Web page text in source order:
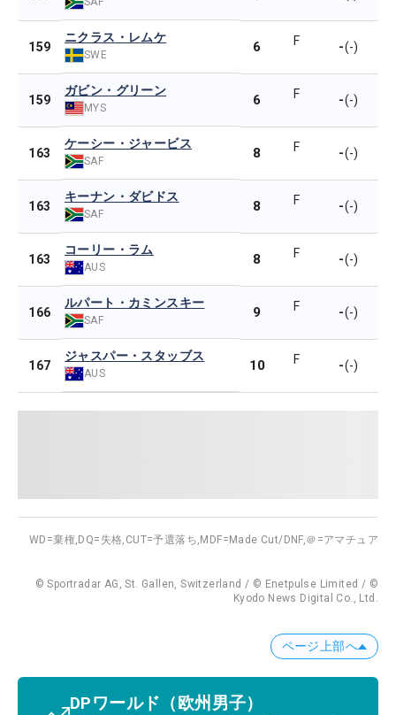
159
ニクラス・レムケ
SWE 6 F -(-)
159
ガビン・グリーン
MYS 6 F -(-)
163
ケーシー・ジャービス
SAF 8 F -(-)
163
キーナン・ダビドス
SAF 8 F -(-)
163
コーリー・ラム
AUS 8 F -(-)
166
ルパート・カミンスキー
SAF 9 F -(-)
167
ジャスパー・スタッブス
AUS 10 F -(-)
WD=棄権, DQ=失格, CUT=予選落ち, MDF=Made Cut/DNF,＠=アマチュア
© Sportradar AG, St. Gallen, Switzerland / © Enetpulse Limited / ©
Kyodo News Digital Co., Ltd.
ページ上部へ
DPワールド （欧州男子）